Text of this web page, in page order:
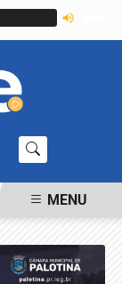
IDENTIFICADO
MENU